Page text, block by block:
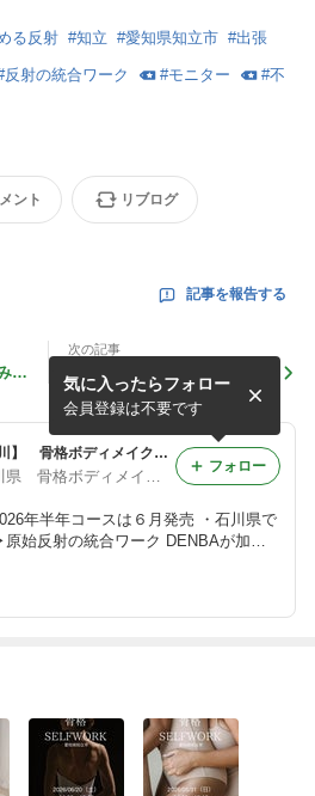
る反射 #知立 #愛知県知立市 #出張
反射の統合ワーク #モニター #不
ント リブログ
記事を報告する
企
次の記事
姿勢を意識しすぎてつらくな
ってませんか？
【愛知県知立／石川】 骨格ボディメイク 原始反射の統合ワーク
愛知県知立／石川県 骨格ボディメイク 原始反射統合ワーク
年半年コースは６月発売 ・石川県で
の統合ワーク DENBAが加わ
さんにぴったり
気に入ったらフォロー
会員登録は不要です
フォロー